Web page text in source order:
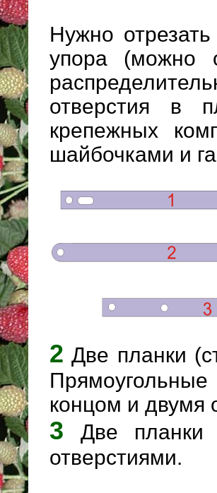
Нужно
упора (можно
отверстия в
крепежных
шайбочками и
2 Две планки
концом и двумя
3 Две
отверстиями.